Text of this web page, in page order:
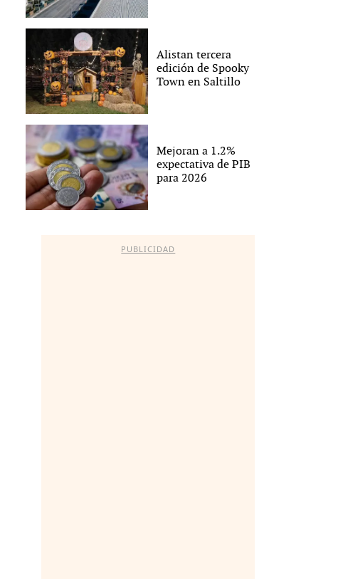
Alistan tercera
edición de Spooky
Town en Saltillo
Mejoran a 1.2%
expectativa de PIB
para 2026
PUBLICIDAD